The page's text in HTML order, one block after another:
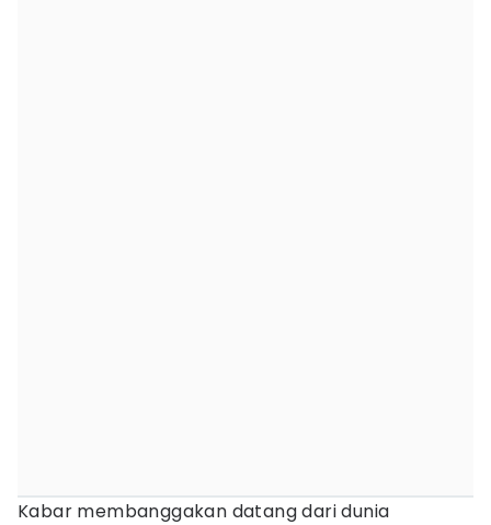
Kabar membanggakan datang dari dunia